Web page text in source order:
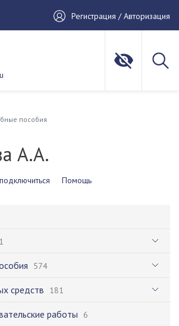
Регистрация / Авторизация
пособия
А.А.
Помощь
574
средств 181
работы 6